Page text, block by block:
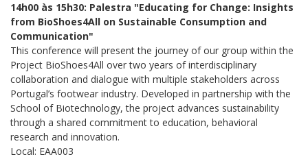
14h00 às 15h30: Palestra "Educating for Change: Insights
from BioShoes4All on Sustainable Consumption and
Communication"
This conference will present the journey of our group within the
Project BioShoes4All over two years of interdisciplinary
collaboration and dialogue with multiple stakeholders across
Portugal’s footwear industry. Developed in partnership with the
School of Biotechnology, the project advances sustainability
through a shared commitment to education, behavioral
research and innovation.
Local: EAA003